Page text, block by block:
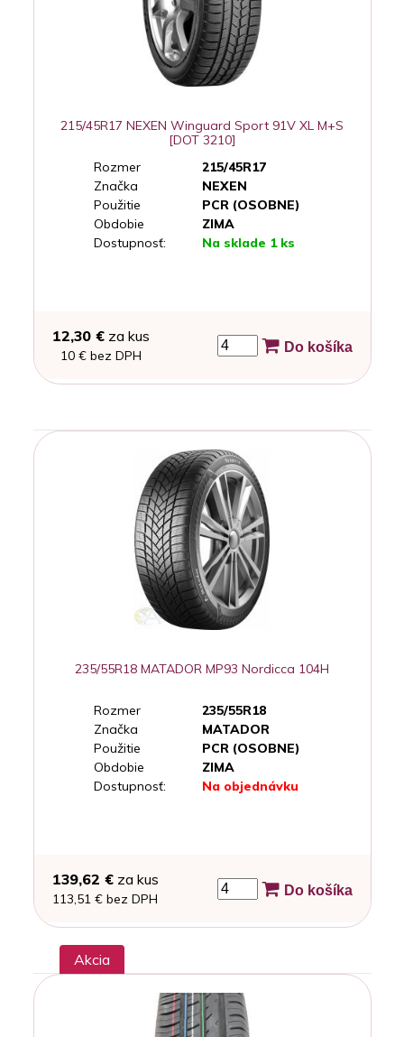
215/45R17 NEXEN Winguard Sport 91V XL M+S
[DOT 3210]
Rozmer
215/45R17
Značka
NEXEN
Použitie
PCR (OSOBNE)
Obdobie
ZIMA
Dostupnosť:
Na sklade 1 ks
12,30 €za kus
10 € bez DPH
Do košíka
235/55R18 MATADOR MP93 Nordicca 104H
Rozmer
235/55R18
Značka
MATADOR
Použitie
PCR (OSOBNE)
Obdobie
ZIMA
Dostupnosť:
Na objednávku
139,62 €za kus
113,51 € bez DPH
Do košíka
Akcia